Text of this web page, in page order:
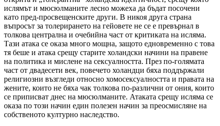
ислямът и мюсюлманите лесно можеха да бъдат посочени
като пред-просвещенските други. В никоя друга страна
въпросът за толерирането на гейовете не се е превърнал в
толкова централна и очебийна част от критиката на исляма.
Тази атака се оказа много мощна, защото едновременно с това
тя беше и атака срещу старите холандски начини на правене
на политика и мислене на сексуалността. През по-голямата
част от двадесети век, повечето холандци бяха поддържали
религиозни възгледи относно хомосексуалността и правата на
жените, които не бяха чак толкова по-различни от ония, които
се приписват днес на мюсюлманите. Атаката срещу исляма се
оказа по този начин един полезен начин за преосмисляне на
собственото културно наследство.